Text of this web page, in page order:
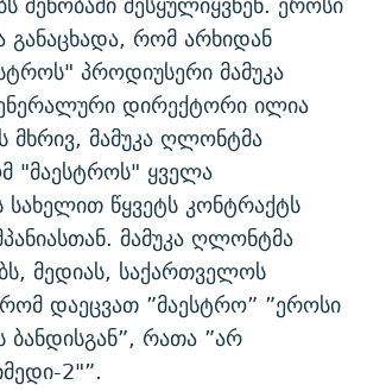
ᲘᲡᲢᲝᲠᲘᲐ
- ᲐᲛᲝᲣᲗᲥᲛᲔᲚᲘ ᲐᲛᲑᲐᲕᲘ
ᲓᲐᲨᲐᲕᲔᲑᲣᲚᲔᲑᲘ
საიტი
განაცხადა, რომ არხიდან
პროდიუსერი მამუკა
დირექტორი ილია
მხრივ, მამუკა ღლონტმა
"მაესტროს" ყველა
წყვეტს კონტრაქტს
მამუკა ღლონტმა
მედიას, საქართველოს
დაეცვათ ”მაესტრო” ”ეროსი
ბანდისგან”, რათა ”არ
2"”.